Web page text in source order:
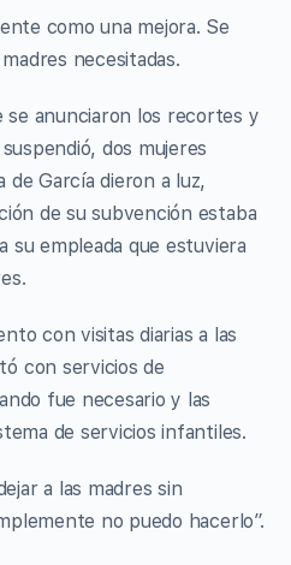
como una mejora. Se
necesitadas.
anunciaron los recortes y
dos mujeres
de García dieron a luz,
de su subvención estaba
su empleada que estuviera
con visitas diarias a las
con servicios de
fue necesario y las
de servicios infantiles.
a las madres sin
no puedo hacerlo”.